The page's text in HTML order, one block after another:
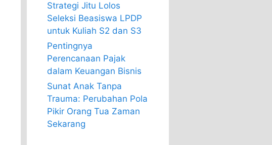
Strategi Jitu Lolos
Seleksi Beasiswa LPDP
untuk Kuliah S2 dan S3
Pentingnya
Perencanaan Pajak
dalam Keuangan Bisnis
Sunat Anak Tanpa
Trauma: Perubahan Pola
Pikir Orang Tua Zaman
Sekarang